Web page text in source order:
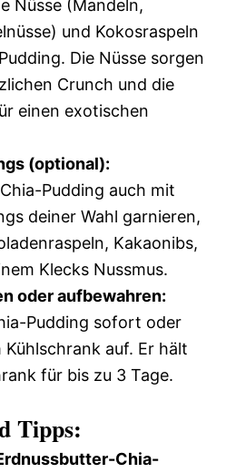
Nüsse (Mandeln,
und Kokosraspeln
Die Nüsse sorgen
Crunch und die
einen exotischen
(optional):
Pudding auch mit
deiner Wahl garnieren,
Kakaonibs,
Klecks Nussmus.
oder aufbewahren:
Pudding sofort oder
auf. Er hält
für bis zu 3 Tage.
Tipps:
Chia-